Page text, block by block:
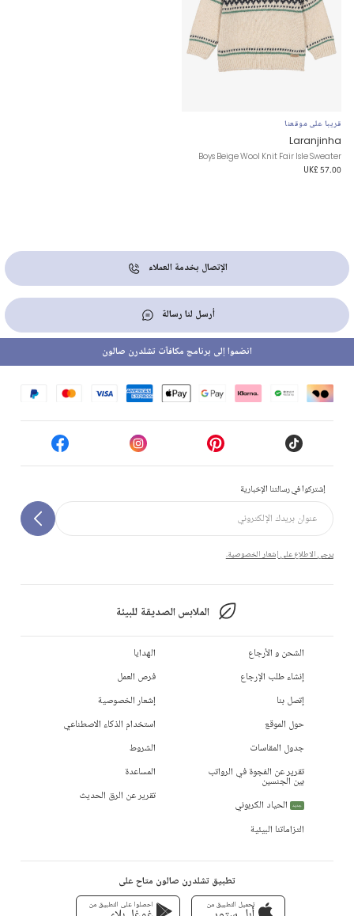
قريبا على موقعنا
Laranjinha
Boys Beige Wool Knit Fair Isle Sweater
UK£ 57.00
الإتصال بخدمة العملاء
أرسل لنا رسالة
إشتركوا في رسالتنا الإخبارية
يرجى الاطلاع على إشعار الخصوصية.
الملابس الصديقة للبيئة
انضموا إلى برنامج مكافآت تشلدرن صالون
الشحن و الأرجاع
إنشاء طلب الإرجاع
إتصل بنا
حول الموقع
جدول المقاسات
تقرير عن الفجوة في الرواتب
بين الجنسين
جديد
الحياد الكربوني
التزاماتنا البيئية
الهدايا
فرص العمل
إشعار الخصوصية
استخدام الذكاء الاصطناعي
الشروط
المساعدة
تقرير عن الرق الحديث
تطبيق تشلدرن صالون متاح على
تحميل التطبيق من احصلوا على التطبيق من